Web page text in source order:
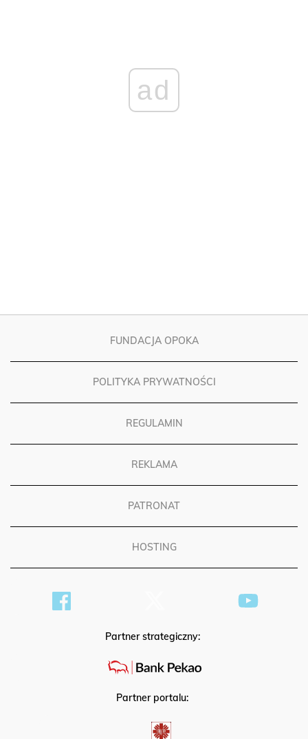
FUNDACJA OPOKA
POLITYKA PRYWATNOŚCI
REGULAMIN
REKLAMA
PATRONAT
HOSTING
Partner strategiczny:
Partner portalu: